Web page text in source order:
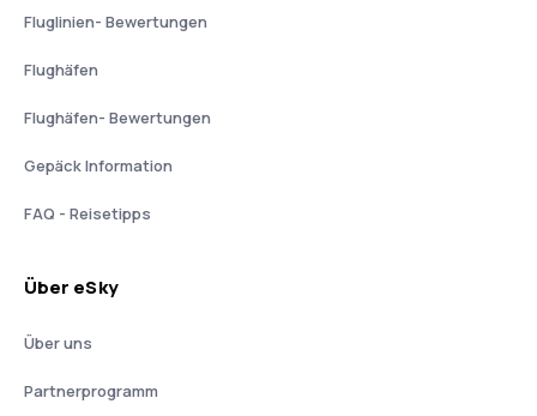
Fluglinien- Bewertungen
Flughäfen
Flughäfen- Bewertungen
Gepäck Information
FAQ - Reisetipps
Über eSky
Über uns
Partnerprogramm